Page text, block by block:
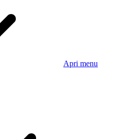
Apri menu